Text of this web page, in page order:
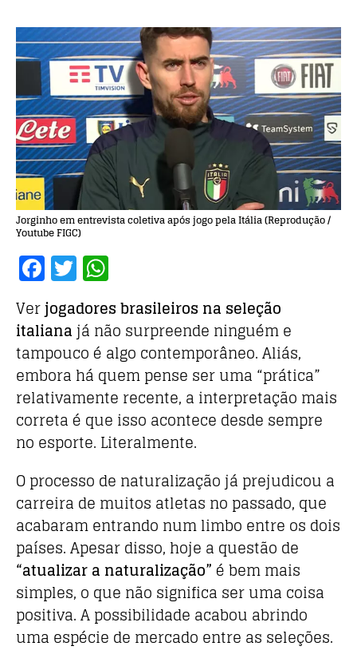
Jorginho em entrevista coletiva após jogo pela Itália (Reprodução /
Youtube FIGC)
F
a
c
e
b
o
o
k
T
w
it
te
r
h
at
s
A
p
p
Verjogadores brasileiros na seleção
italiana já não surpreende ninguém e
tampouco é algo contemporâneo. Aliás,
embora há quem pense ser uma “prática”
relativamente recente, a interpretação mais
correta é que isso acontece desde sempre
no esporte. Literalmente.
O processo de naturalização já prejudicou a
carreira de muitos atletas no passado, que
acabaram entrando num limbo entre os dois
países. Apesar disso, hoje a questão de
“atualizar a naturalização” é bem mais
simples, o que não significa ser uma coisa
positiva. A possibilidade acabou abrindo
uma espécie de mercado entre as seleções.